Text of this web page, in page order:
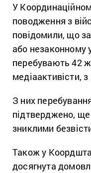
У
поводження з
повідомили, що
або незаконному
перебувають 42
медіаактивісти,
З них
підтверджено,
зниклими
Також у
досягнута